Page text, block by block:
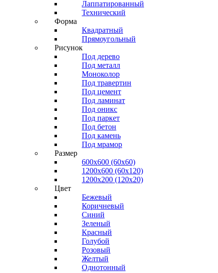
Лаппатированный
Технический
Форма
Квадратный
Прямоугольный
Рисунок
Под дерево
Под металл
Моноколор
Под травертин
Под цемент
Под ламинат
Под оникс
Под паркет
Под бетон
Под камень
Под мрамор
Размер
600х600 (60х60)
1200х600 (60х120)
1200х200 (120x20)
Цвет
Бежевый
Коричневый
Синий
Зеленый
Красный
Голубой
Розовый
Желтый
Однотонный